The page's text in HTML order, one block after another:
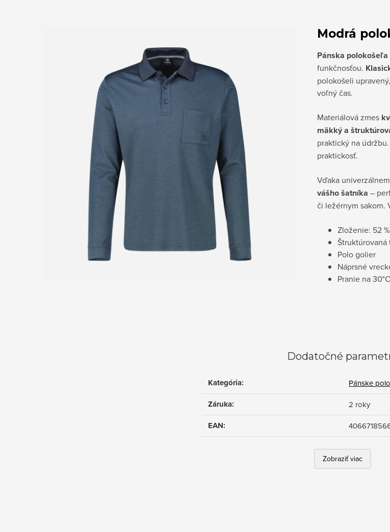
Modrá
Pánska polokošeľa
funkčnosťou.
polokošeli
voľný čas.
Materiálová zmes
mäkký a
praktický na údržbu.
praktickosť.
Vďaka
vášho šatníka –
či ležérnym sakom.
Zloženie: 52
Štruktúrovaná
Polo golier
Náprsné
Pranie na30°C
Dodatočné
Kategória: Pánske
Záruka: 2 roky
EAN:
Zobraziť viac